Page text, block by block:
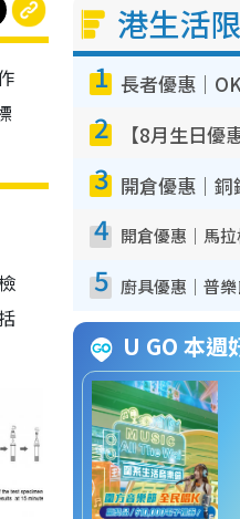
港生活
1
2
3
4
5
U GO 本週